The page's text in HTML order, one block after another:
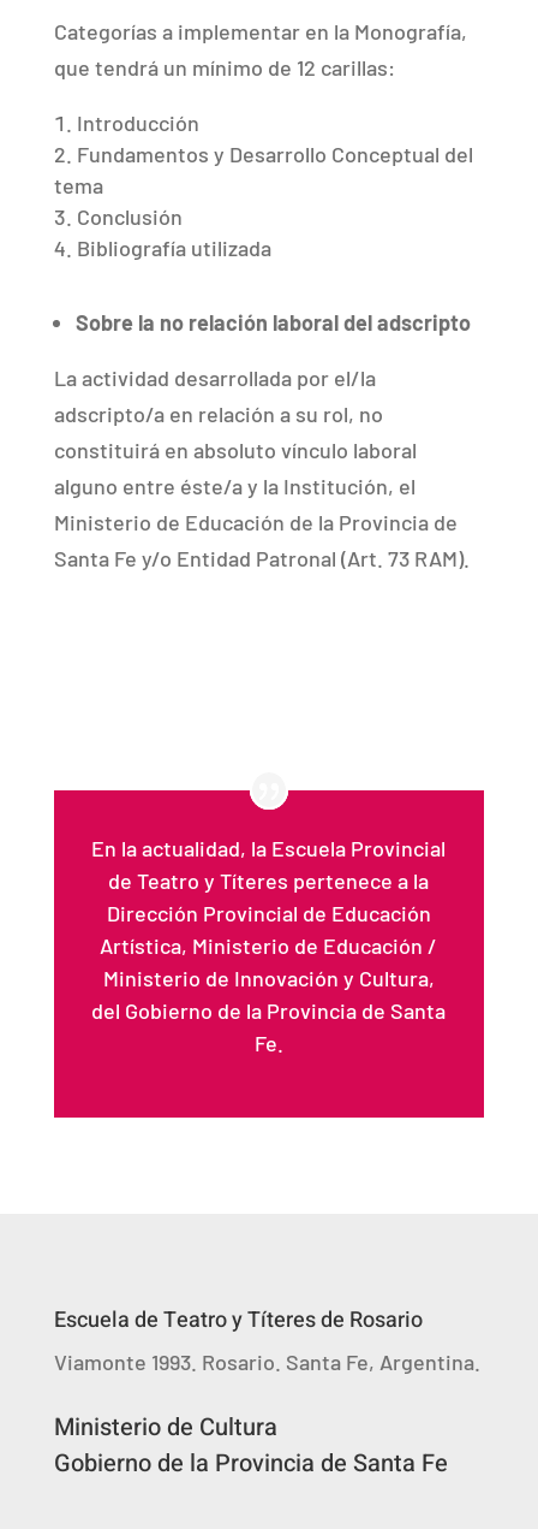
Categorías a implementar en la Monografía,
que tendrá un mínimo de 12 carillas:
Introducción
Fundamentos y Desarrollo Conceptual del
tema
Conclusión
Bibliografía utilizada
Sobre la no relación laboral del adscripto
La actividad desarrollada por el/la
adscripto/a en relación a su rol, no
constituirá en absoluto vínculo laboral
alguno entre éste/a y la Institución, el
Ministerio de Educación de la Provincia de
Santa Fe y/o Entidad Patronal (Art. 73 RAM).
En la actualidad, la Escuela Provincial
de Teatro y Títeres pertenece a la
Dirección Provincial de Educación
Artística, Ministerio de Educación /
Ministerio de Innovación y Cultura,
del Gobierno de la Provincia de Santa
Fe.
Escuela de Teatro y Títeres de Rosario
Viamonte 1993. Rosario. Santa Fe, Argentina.
Ministerio de Cultura
Gobierno de la Provincia de Santa Fe